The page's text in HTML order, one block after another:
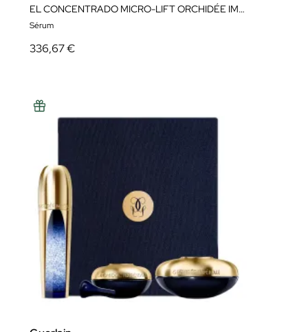
EL CONCENTRADO MICRO-LIFT ORCHIDÉE IMPÉRIALE
Sérum
336,67 €